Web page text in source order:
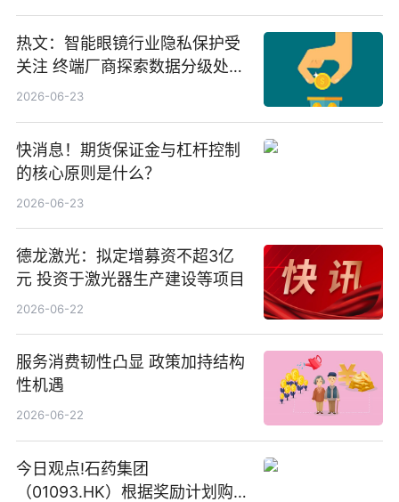
热文：智能眼镜行业隐私保护受
关注 终端厂商探索数据分级处理
等方案
2026-06-23
快消息！期货保证金与杠杆控制
的核心原则是什么？
2026-06-23
德龙激光：拟定增募资不超3亿
元 投资于激光器生产建设等项目
2026-06-22
服务消费韧性凸显 政策加持结构
性机遇
2026-06-22
今日观点!石药集团
（01093.HK）根据奖励计划购